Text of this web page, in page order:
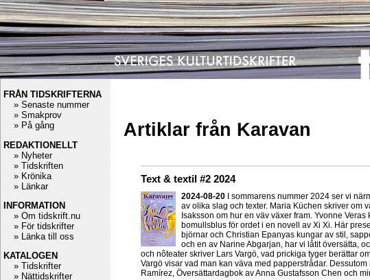
Artiklar från Karavan
Text & textil #2 2024
2024-08-20
I sommarens nummer 2024 ser vi
av olika slag och texter. Maria Küchen skriver om
Isaksson om hur en väv växer fram. Yvonne
bomullsblus för ordet i en novell av Xi Xi. Här
björnar och Christian Epanyas kungar av stil,
och en av Narine Abgarjan, har vi låtit översätta,
och nôteater skriver Lars Vargö, vad prickiga tyger berättar
Vargö visar vad man kan väva med papperstrådar.
Ramírez, Översättardagbok av Anna Gustafsson Chen och
FRÅN TIDSKRIFTERNA
» Senaste nummer
» Smakprov
» På gång
REDAKTIONELLT
» Nyheter
» Tidskriften
» Krönika
» Länkar
INFORMATION
» Om tidskrift.nu
» För tidskrifter
» Länka till oss
KATALOGEN
» Tidskrifter
» Nättidskrifter